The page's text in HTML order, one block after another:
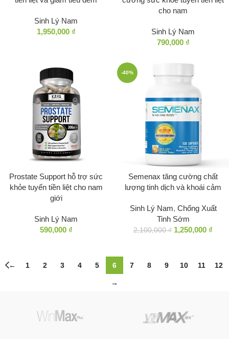
Sinh Lý Nam
1,950,000 ₫
cho nam
Sinh Lý Nam
790,000 ₫
Prostate Support hỗ trợ sức
khỏe tuyến tiền liệt cho nam
giới
Sinh Lý Nam
590,000 ₫
-40%
Semenax tăng cường chất
lượng tinh dịch và khoái cảm
Sinh Lý Nam, Chống Xuất
Tinh Sớm
2,100,000₫ 1,250,000 ₫
← 1 2 3 4 5 6 7 8 9 10 11 12
→